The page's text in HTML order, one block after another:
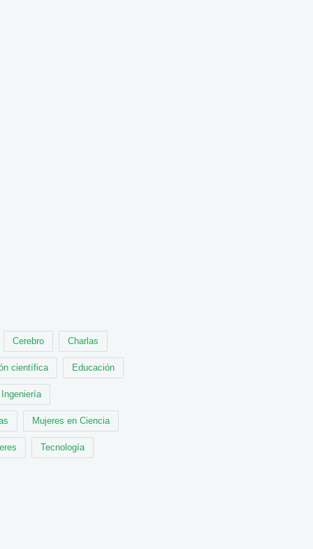
Cerebro Charlas
científica Educación
Ingeniería
Mujeres en Ciencia
Tecnología